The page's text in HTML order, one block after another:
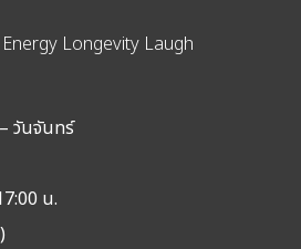
Longevity Laugh
วันจันทร์
น.